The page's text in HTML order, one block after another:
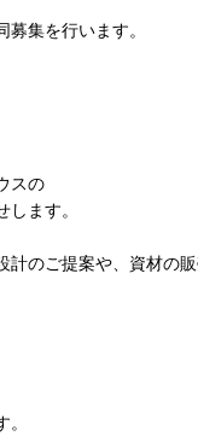
集を行います。
スの
ます。
のご提案や、資材の